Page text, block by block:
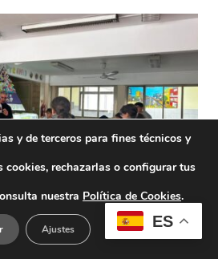
ES
y de terceros para fines técnicos y
cookies, rechazarlas o configurar tus
nuestra Política de Cookies.
Ajustes